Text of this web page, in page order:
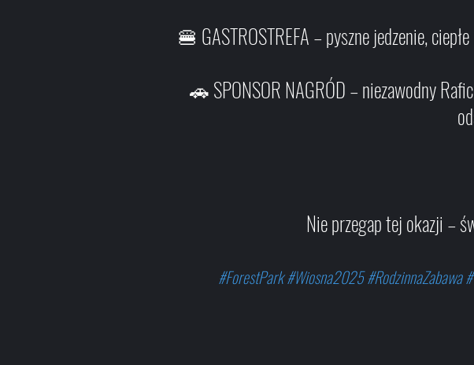
🍔 GASTROSTREFA – pyszne jedzenie,
🚗 SPONSOR NAGRÓD – niezawodny
Nie przegap tej okazji –
#ForestPark #Wiosna2025 #RodzinnaZabawa